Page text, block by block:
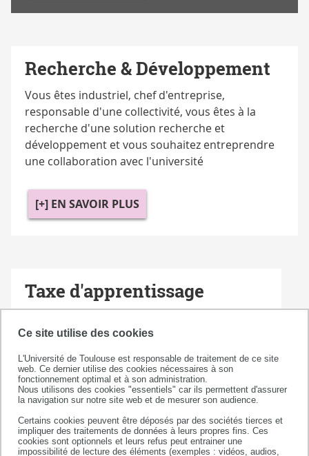
Ce site utilise des cookies
L'Université de Toulouse est responsable de traitement de ce site
web. Ce dernier utilise des cookies nécessaires à son
fonctionnement optimal et à son administration.
Nous utilisons des cookies "essentiels" car ils permettent d'assurer
la navigation sur notre site web et de mesurer son audience.
Certains cookies peuvent être déposés par des sociétés tierces et
impliquer des traitements de données à leurs propres fins. Ces
cookies sont optionnels et leurs refus peut entrainer une
impossibilité de lecture des éléments (exemples : vidéos, audios,
Recherche & Développement
Vous êtes industriel, chef d'entreprise,
responsable d'une collectivité, vous êtes à la
recherche d'une solution recherche et
développement et vous souhaitez entreprendre
une collaboration avec l'université
[+] EN SAVOIR PLUS
Taxe d'apprentissage
d'apprentissage à l'université, vous rejoignez
vous soutenez les projets pédagogiques et
technologiques qui visent à former vos
futures collaboratrices et vos futurs
collaborateurs.